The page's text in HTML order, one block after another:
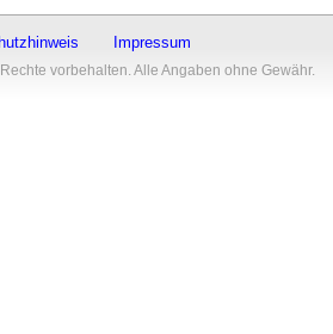
Impressum
vorbehalten. Alle Angaben ohne Gewähr.